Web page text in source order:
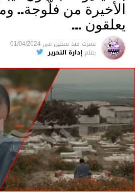
الأخيرة من فلّوجة..
يعلقون …
نشرت منذ سنتين فى 01/04/2024
بقلم إدارة التحرير